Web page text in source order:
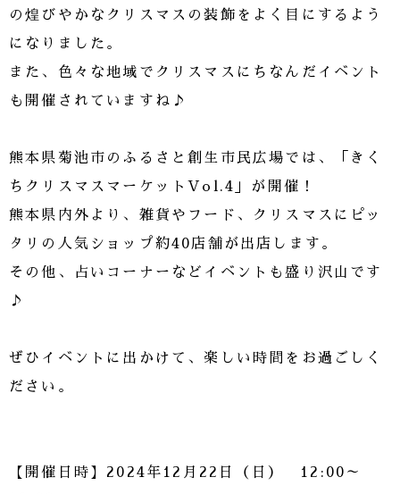
の煌びやかなクリスマスの装飾をよく目にするよう
になりました。
また、色々な地域でクリスマスにちなんだイベント
も開催されていますね♪
熊本県菊池市のふるさと創生市民広場では、「きく
ちクリスマスマーケットVol.4」が開催！
熊本県内外より、雑貨やフード、クリスマスにピッ
タリの人気ショップ約40店舗が出店します。
その他、占いコーナーなどイベントも盛り沢山です
♪
ぜひイベントに出かけて、楽しい時間をお過ごしく
ださい。
【開催日時】2024年12月22日（日） 12:00～